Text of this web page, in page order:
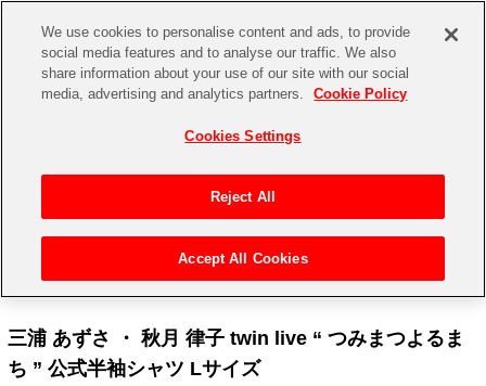
CHANNEL STORE EVENT
ゲーム 電子書籍
アイドルマスターシリーズ
アイドルマスター
アイドルマスター SideM
イベントグッズ
トイ・ホビー
アイドルマスター シリーズ>アイドルマスター
三浦 あずさ ・ 秋月 律子 twin live “ つみまつよるま
ち ” 公式半袖シャツ Lサイズ
We use cookies to personalise content and ads, to provide
social media features and to analyse our traffic. We also
share information about your use of our site with our social
media, advertising and analytics partners.
Cookie Policy
Cookies Settings
Reject All
Accept All Cookies